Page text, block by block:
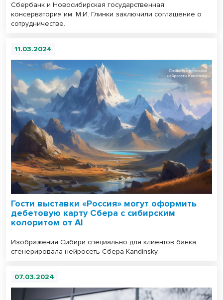
Сбербанк и Новосибирская государственная
консерватория им. М.И. Глинки заключили соглашение о
сотрудничестве.
11.03.2024
Гости выставки «Россия» могут оформить
дебетовую карту Сбера с сибирским
колоритом от AI
Изображения Сибири специально для клиентов банка
сгенерировала нейросеть Сбера Kandinsky.
07.03.2024